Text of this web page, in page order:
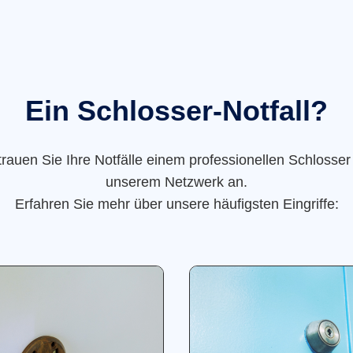
Ein Schlosser-Notfall?
Sie Ihre Notfälle einem professionellen
unserem Netzwerk an.
Erfahren Sie mehr über unsere häufigsten Eingriffe: